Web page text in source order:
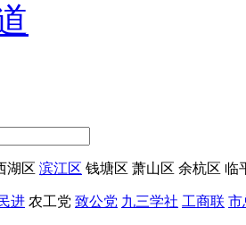
湖区 滨江区 钱塘区 萧山区 余杭区 临
进 农工党 致公党 九三学社 工商联 市